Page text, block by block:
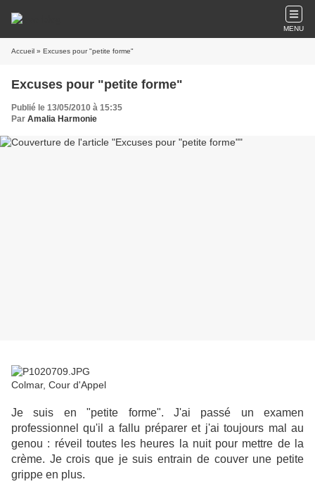
MENU
Accueil » Excuses pour "petite forme"
Excuses pour "petite forme"
Publié le 13/05/2010 à 15:35
Par Amalia Harmonie
Colmar, Cour d'Appel
Je suis en "petite forme". J'ai passé un examen
professionnel qu'il a fallu préparer et j'ai toujours mal au
genou : réveil toutes les heures la nuit pour mettre de la
crème. Je crois que je suis entrain de couver une petite
grippe en plus.